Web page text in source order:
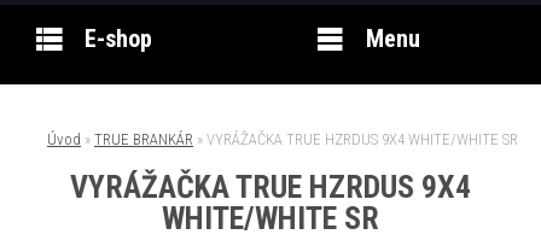
E-shop Menu
Úvod » TRUE BRANKÁR » VYRÁŽAČKA TRUE HZRDUS 9X4 WHITE/WHITE SR
VYRÁŽAČKA TRUE HZRDUS 9X4
WHITE/WHITE SR